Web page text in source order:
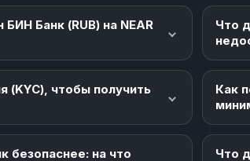
Банк (RUB) на NEAR
Что
(KYC), чтобы получить
Как
безопаснее: на что Что